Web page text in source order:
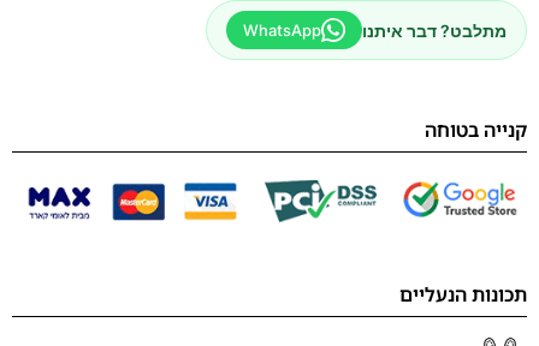
מתלבט? דבר איתנו WhatsApp
קנייה בטוחה
תכונות הנעליים